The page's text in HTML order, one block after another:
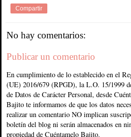
Compartir
No hay comentarios:
Publicar un comentario
En cumplimiento de lo establecido en el
(UE) 2016/679 (RPGD), la L.O. 15/1999
de Datos de Carácter Personal, desde
Bajito te informamos de que los datos
realizar un comentario NO implican
boletín del blog ni serán almacenados en
propiedad de Cuéntamelo Bajito.